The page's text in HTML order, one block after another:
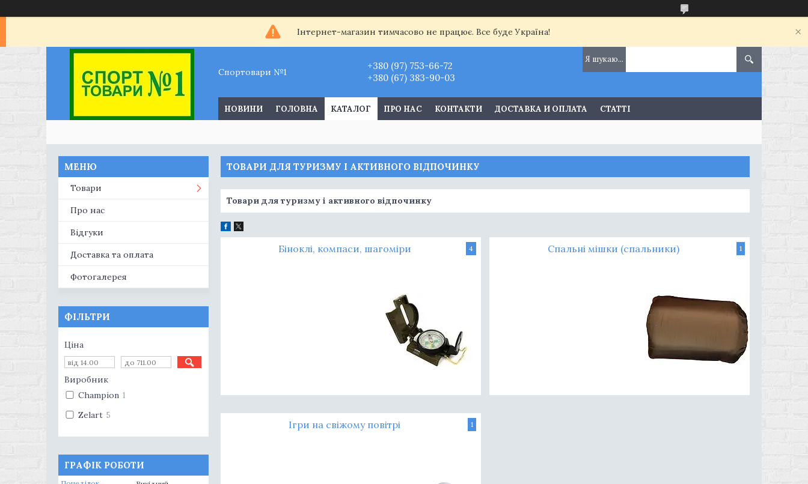
Інтернет-магазин тимчасово не працює. Все буде Україна!
Спортовари №1
+380 (97) 753-66-72
+380 (67) 383-90-03
НОВИНИ ГОЛОВНА КАТАЛОГ ПРО НАС КОНТАКТИ ДОСТАВКА И ОПЛАТА СТАТТІ
ТОВАРИ ДЛЯ ТУРИЗМУ І АКТИВНОГО ВІДПОЧИНКУ
Товари для туризму і активного відпочинку
Біноклі, компаси, шагоміри 4 Спальні мішки (спальники) 1
Ігри на свіжому повітрі 1
Товари
Про нас
Відгуки
Доставка та оплата
Фотогалерея
ФІЛЬТРИ
Ціна
Виробник
Champion 1
Zelart 5
ГРАФІК РОБОТИ